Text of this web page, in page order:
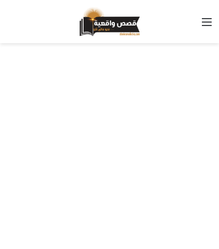
القائمة